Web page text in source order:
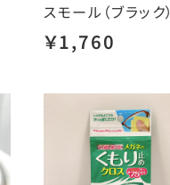
スモール（ブラック）
￥1,760